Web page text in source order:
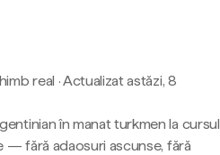
real ·Actualizat astăzi, 8
în manat turkmen la cursul
— fără adaosuri ascunse, fără